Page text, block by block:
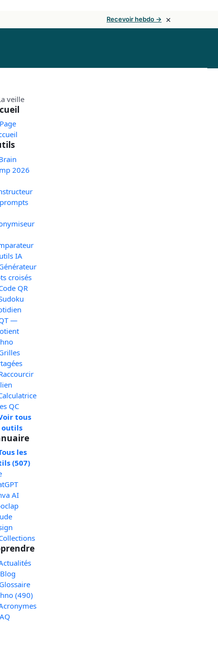
Recevoir hebdo → ×
2026
IA
croisés
QR
—
QC
tous
outils
les
(507)
AI
(490)